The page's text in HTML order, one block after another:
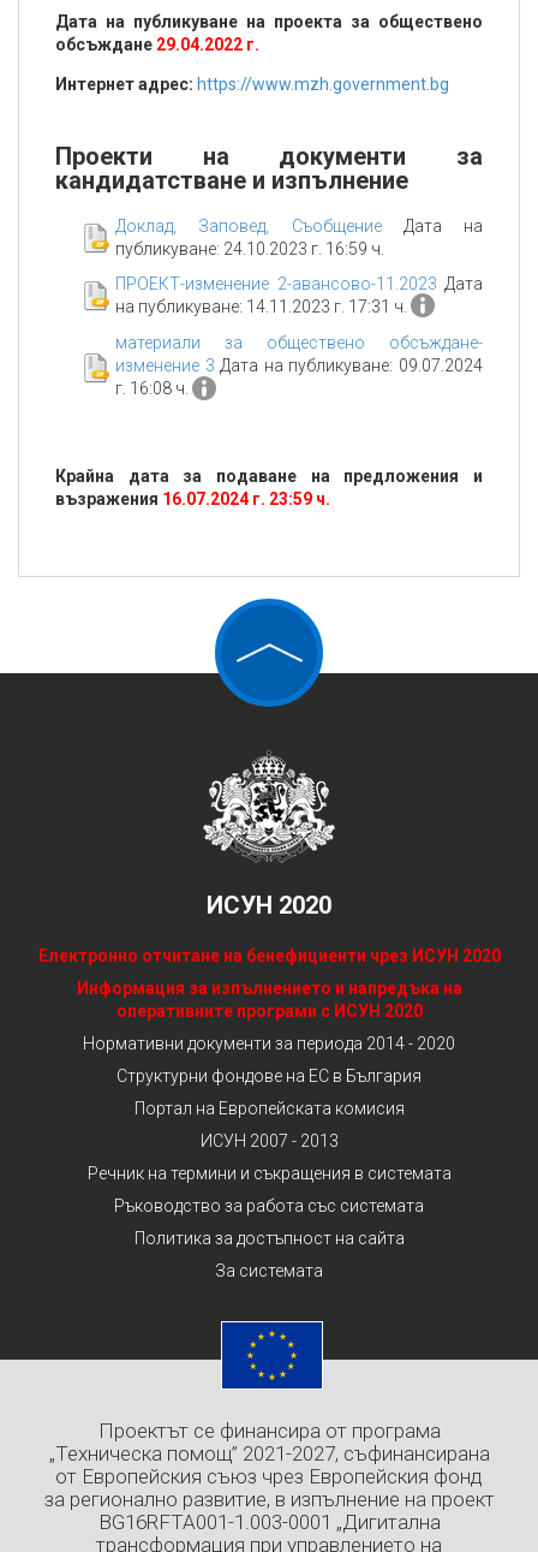
Дата на публикуване на проекта за обществено
обсъждане 29.04.2022 г.
Интернет адрес: https://www.mzh.government.bg
Проекти на документи за
кандидатстване и изпълнение
Доклад, Заповед, СъобщениеДата на
публикуване: 24.10.2023 г. 16:59 ч.
ПРОЕКТ-изменение 2-авансово-11.2023 Дата
на публикуване: 14.11.2023 г. 17:31 ч.
материали за обществено обсъждане-
изменение 3 Дата на публикуване: 09.07.2024
г. 16:08 ч.
Крайна дата за подаване на предложения и
възражения 16.07.2024 г. 23:59 ч.
ИСУН 2020
Електронно отчитане на бенефициенти чрез ИСУН 2020
Информация за изпълнението и напредъка на
оперативните програми с ИСУН 2020
Нормативни документи за периода 2014 - 2020
Структурни фондове на ЕС в България
Портал на Европейската комисия
ИСУН 2007 - 2013
Речник на термини и съкращения в системата
Ръководство за работа със системата
Политика за достъпност на сайта
За системата
Проектът се финансира от програма
„Техническа помощ” 2021-2027, съфинансирана
от Европейския съюз чрез Европейския фонд
за регионално развитие, в изпълнение на проект
BG16RFTA001-1.003-0001 „Дигитална
трансформация при управлението на